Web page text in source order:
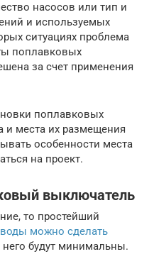
насосов или тип и
и используемых
ситуациях проблема
поплавковых
за счет применения
поплавковых
и места их размещения
особенности места
на проект.
выключатель
то простейший
воды можно сделать
него будут минимальны.